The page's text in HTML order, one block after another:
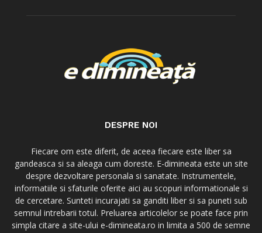
DESPRE NOI
Fiecare om este diferit, de aceea fiecare este liber sa
gandeasca si sa aleaga cum doreste. E-dimineata este un site
despre dezvoltare personala si sanatate. Instrumentele,
informatiile si sfaturile oferite aici au scopuri informationale si
de cercetare. Sunteti incurajati sa ganditi liber si sa puneti sub
semnul intrebarii totul. Preluarea articolelor se poate face prin
simpla citare a site-ului e-dimineata.ro in limita a 500 de semne